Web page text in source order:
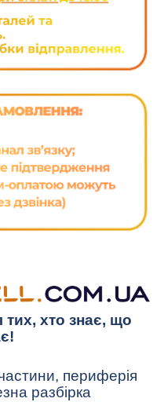
тих, хто знає, що
периферія
разбірка